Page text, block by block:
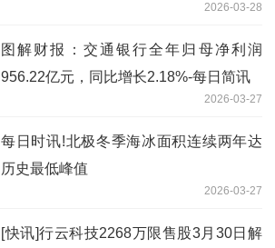
2026-03-28
图解财报：交通银行全年归母净利润
956.22亿元，同比增长2.18%-每日简讯
2026-03-27
每日时讯!北极冬季海冰面积连续两年达
历史最低峰值
2026-03-27
[快讯]行云科技2268万限售股3月30日解